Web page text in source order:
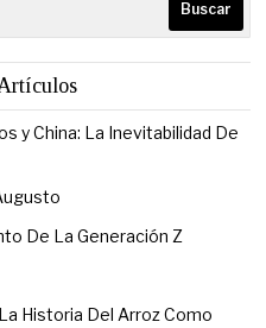
Buscar
y China: La Inevitabilidad De
De La Generación Z
Historia Del Arroz Como